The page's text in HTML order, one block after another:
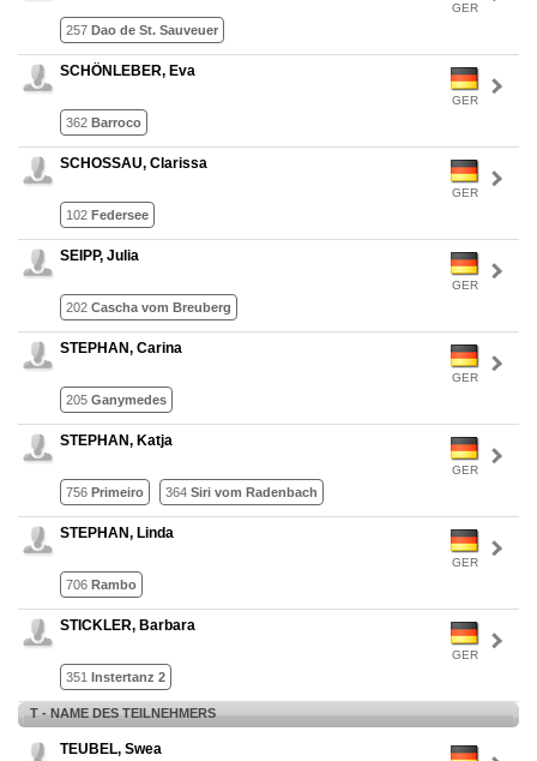
GER
257 Dao de St. Sauveuer
GER
SCHÖNLEBER, Eva
362 Barroco
GER
SCHOSSAU, Clarissa
102 Federsee
GER
SEIPP, Julia
202 Cascha vom Breuberg
GER
STEPHAN, Carina
205 Ganymedes
GER
STEPHAN, Katja
756 Primeiro 364 Siri vom Radenbach
GER
STEPHAN, Linda
706 Rambo
GER
STICKLER, Barbara
351 Instertanz 2
T - NAME DES TEILNEHMERS
TEUBEL, Swea